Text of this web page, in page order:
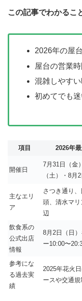
この記事でわかるこ
2026年の屋
屋台の営業
混雑しやす
初めてでも
項目 2026年
開催日
7月31日（金
（土）・8月2
主なエリ
ア
さつき通り
頭、清水マ
辺
飲食系の
公式出店
情報
8月2日（日
ー10:00〜
参考にな
る過去実
績
2025年花火
ースや交通規